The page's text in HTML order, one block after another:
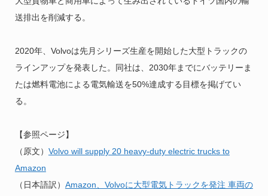
送排出を削減する。
2020年、Volvoは先月シリーズ生産を開始した大型トラックの
ラインアップを発表した。同社は、2030年までにバッテリーま
たは燃料電池による電気輸送を50%達成する目標を掲げてい
る。
【参照ページ】
（原文） Volvo will supply 20 heavy-duty electric trucks to
Amazon
（日本語訳） Amazon、Volvoに大型電気トラックを発注 車両の